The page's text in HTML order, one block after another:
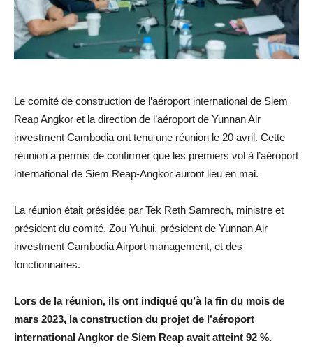
Le comité de construction de l’aéroport international de Siem
Reap Angkor et la direction de l’aéroport de Yunnan Air
investment Cambodia ont tenu une réunion le 20 avril. Cette
réunion a permis de confirmer que les premiers vol à l’aéroport
international de Siem Reap-Angkor auront lieu en mai.
La réunion était présidée par Tek Reth Samrech, ministre et
président du comité, Zou Yuhui, président de Yunnan Air
investment Cambodia Airport management, et des
fonctionnaires.
Lors de la réunion, ils ont indiqué qu’à la fin du mois de
mars 2023, la construction du projet de l’aéroport
international Angkor de Siem Reap avait atteint 92 %.